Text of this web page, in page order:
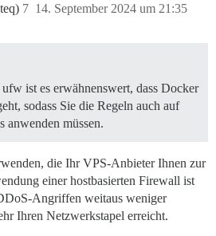
14. September 2024 um 21:35
7
ist es erwähnenswert, dass Docker
sodass Sie die Regeln auch auf
anwenden müssen.
die Ihr VPS-Anbieter Ihnen zur
einer hostbasierten Firewall ist
Angriffen weitaus weniger
Ihren Netzwerkstapel erreicht.